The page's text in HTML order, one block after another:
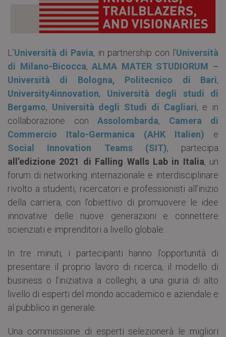
L’Università di Pavia, in partnership con l’Università
di Milano-Bicocca,ALMA MATER STUDIORUM –
Università di Bologna,
Politecnico di Bari,
University4innovation, Università degli studi di
Bergamo, Università degli Studi di Cagliari, e in
collaborazione con Assolombarda, Camera di
Commercio Italo-Germanica (AHK Italien) e
Social Innovation Teams (SIT), partecipa
all’edizione 2021 di Falling Walls Lab in Italia, un
forum di networking internazionale e interdisciplinare
rivolto a studenti, ricercatori e professionisti all’inizio
della carriera, con l’obiettivo di promuovere le idee
innovative delle nuove generazioni e connettere
scienziati e imprenditori a livello globale.
In tre minuti, i partecipanti hanno l’opportunità di
presentare il proprio lavoro di ricerca, il modello di
business o l’iniziativa a colleghi, a una giuria di alto
livello di esperti del mondo accademico e aziendale e
al pubblico in generale.
Una commissione di esperti selezionerà le migliori